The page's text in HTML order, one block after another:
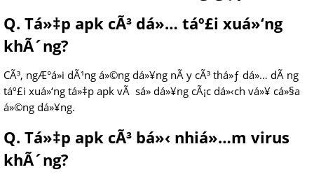
Q. Tá»‡p apk cÃ³ dá»… táº£i xuá»‘ng
khÃ´ng?
CÃ³, ngÆ°á»i dÃ¹ng á»©ng dá»¥ng nÃ y cÃ³ thá»ƒ dá»… dÃ ng
táº£i xuá»‘ng tá»‡p apk vÃ sá»­ dá»¥ng cÃ¡c dá»‹ch vá»¥ cá»§a
á»©ng dá»¥ng.
Q. Tá»‡p apk cÃ³ bá»‹ nhiá»…m virus
khÃ´ng?